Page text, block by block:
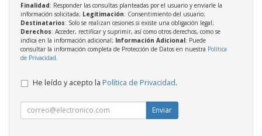
Finalidad: Responder las consultas planteadas por el usuario y enviarle la
información solicitada; Legitimación: Consentimiento del usuario;
Destinatarios: Solo se realizan cesiones si existe una obligación legal;
Derechos: Acceder, rectificar y suprimir, así como otros derechos, como se
indica en la información adicional; Información Adicional: Puede
consultar la información completa de Protección de Datos en nuestra Política
de Privacidad.
He leído y acepto la Política de Privacidad.
Enviar